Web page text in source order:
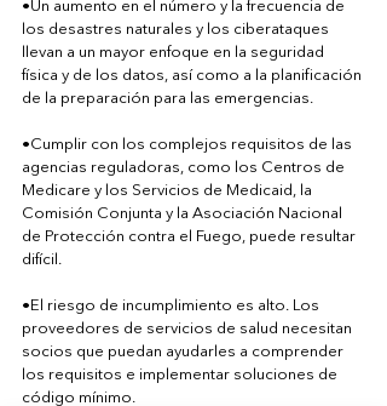
•Un aumento en el número y la frecuencia de
los desastres naturales y los ciberataques
llevan a un mayor enfoque en la seguridad
física y de los datos, así como a la planificación
de la preparación para las emergencias.
•Cumplir con los complejos requisitos de las
agencias reguladoras, como los Centros de
Medicare y los Servicios de Medicaid, la
Comisión Conjunta y la Asociación Nacional
de Protección contra el Fuego, puede resultar
difícil.
•El riesgo de incumplimiento es alto. Los
proveedores de servicios de salud necesitan
socios que puedan ayudarles a comprender
los requisitos e implementar soluciones de
código mínimo.